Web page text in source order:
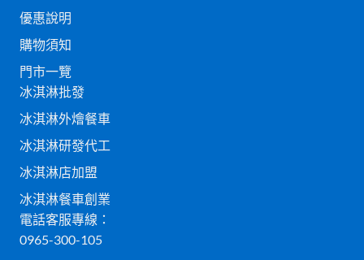
優惠說明
購物須知
門市一覽
冰淇淋批發
冰淇淋外燴餐車
冰淇淋研發代工
冰淇淋店加盟
冰淇淋餐車創業
電話客服專線：
0965-300-105